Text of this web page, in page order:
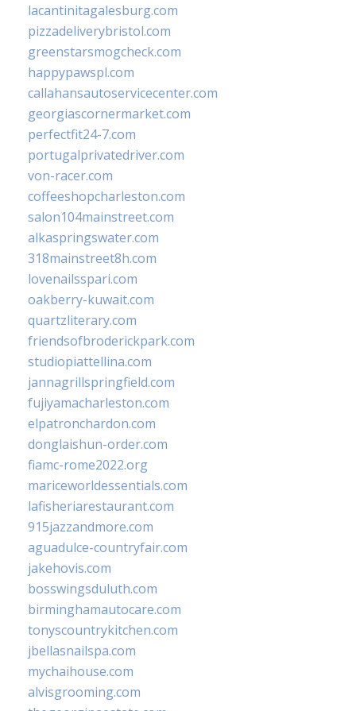
lacantinitagalesburg.com
pizzadeliverybristol.com
greenstarsmogcheck.com
happypawspl.com
callahansautoservicecenter.com
georgiascornermarket.com
perfectfit24-7.com
portugalprivatedriver.com
von-racer.com
coffeeshopcharleston.com
salon104mainstreet.com
alkaspringswater.com
318mainstreet8h.com
lovenailsspari.com
oakberry-kuwait.com
quartzliterary.com
friendsofbroderickpark.com
studiopiattellina.com
jannagrillspringfield.com
fujiyamacharleston.com
elpatronchardon.com
donglaishun-order.com
fiamc-rome2022.org
mariceworldessentials.com
lafisheriarestaurant.com
915jazzandmore.com
aguadulce-countryfair.com
jakehovis.com
bosswingsduluth.com
birminghamautocare.com
tonyscountrykitchen.com
jbellasnailspa.com
mychaihouse.com
alvisgrooming.com